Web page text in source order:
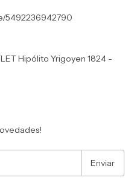
5492236942790
Hipólito Yrigoyen 1824 -